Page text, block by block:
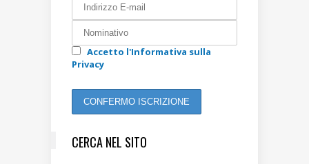
Accetto l'Informativa sulla
Privacy
CERCA NEL SITO